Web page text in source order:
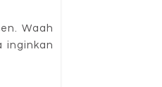
Waah
inginkan